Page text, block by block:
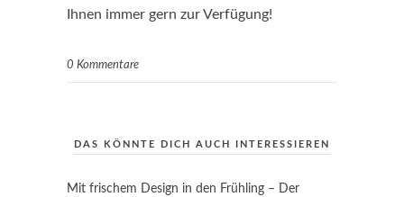
Ihnen immer gern zur Verfügung!
0 Kommentare
DAS KÖNNTE DICH AUCH INTERESSIEREN
Mit frischem Design in den Frühling – Der